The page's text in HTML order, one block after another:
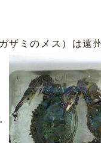
ザミのメス）は遠